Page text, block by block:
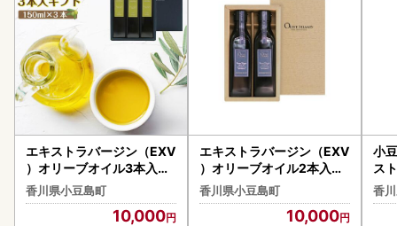
エキストラバージン（EXV
）オリーブオイル3本入ギ
フト（150ml×３本）スペ
イン産
香川県小豆島町
10,000
エキストラバージン（EXV
）オリーブオイル2本入ギ
フト（200ml×2本）スペ
イン産
香川県小豆島町
10,000
小
ス
リ
（
香